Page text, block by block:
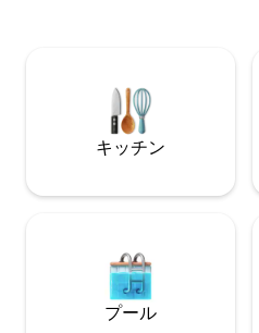
キッチン
プール